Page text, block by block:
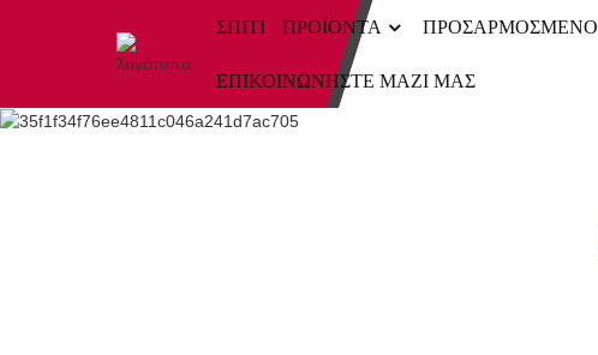
ΣΠΊΤΙ ΠΡΟΪΌΝΤΑ ΠΡΟΣΑΡΜΟΣΜΈΝΟ
ΕΠΙΚΟΙΝΩΝΉΣΤΕ ΜΑΖΊ ΜΑΣ